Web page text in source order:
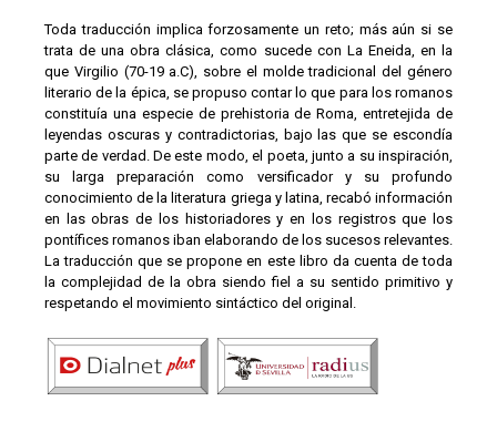
Toda traducción implica forzosamente un reto; más aún si se
trata de una obra clásica, como sucede con La Eneida, en la
que Virgilio (70-19 a.C), sobre el molde tradicional del género
literario de la épica, se propuso contar lo que para los romanos
constituía una especie de prehistoria de Roma, entretejida de
leyendas oscuras y contradictorias, bajo las que se escondía
parte de verdad. De este modo, el poeta, junto a su inspiración,
su larga preparación como versificador y su profundo
conocimiento de la literatura griega y latina, recabó información
en las obras de los historiadores y en los registros que los
pontífices romanos iban elaborando de los sucesos relevantes.
La traducción que se propone en este libro da cuenta de toda
la complejidad de la obra siendo fiel a su sentido primitivo y
respetando el movimiento sintáctico del original.